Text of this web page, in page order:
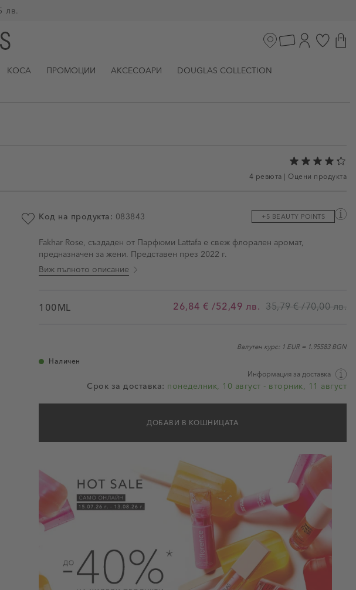
лв.
КОСА ПРОМОЦИИ АКСЕСОАРИ
DOUGLAS COLLECTION
4 ревюта | Оцени продукта
Добави в любими
Код на продукта: 083843 +5 BEAUTY POINTS
Fakhar Rose, създаден от Парфюми Lattafa е свеж флорален аромат,
предназначен за жени. Представен през 2022 г.
Виж пълното описание
100ML 26,84 € /52,49 лв. 35,79 € /70,00 лв.
Валутен курс: 1 EUR = 1.95583 BGN
Наличен
Информация за доставка
Срок за доставка: понеделник, 10 август - вторник, 11 август
ДОБАВИ В КОШНИЦАТА